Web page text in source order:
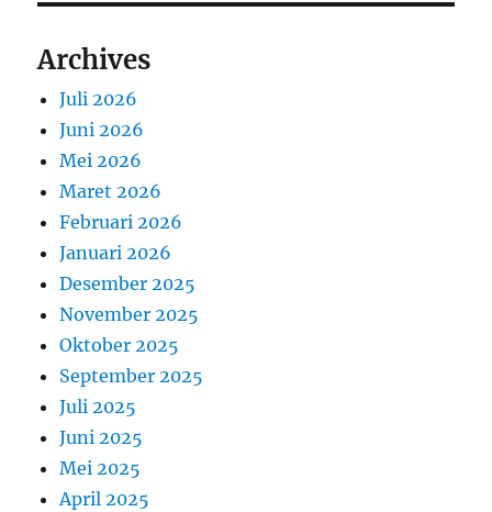
Archives
Juli 2026
Juni 2026
Mei 2026
Maret 2026
Februari 2026
Januari 2026
Desember 2025
November 2025
Oktober 2025
September 2025
Juli 2025
Juni 2025
Mei 2025
April 2025